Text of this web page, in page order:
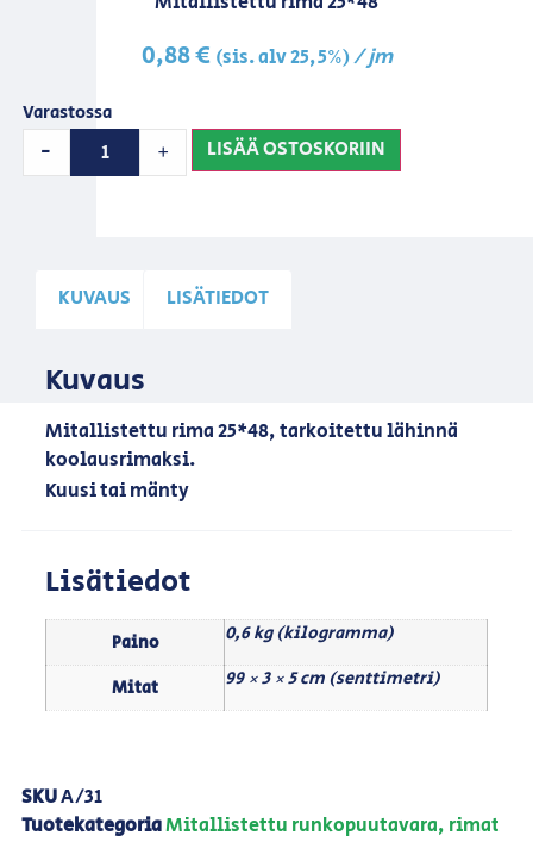
0,88€ (sis. alv 25,5%)/ jm
Varastossa
- + LISÄÄ OSTOSKORIIN
KUVAUS LISÄTIEDOT
Kuvaus
Mitallistettu rima 25*48, tarkoitettu lähinnä
koolausrimaksi.
Kuusi tai mänty
Lisätiedot
Paino 0,6 kg (kilogramma)
Mitat 99 × 3 × 5 cm (senttimetri)
SKUA/31
TuotekategoriaMitallistettu runkopuutavara, rimat